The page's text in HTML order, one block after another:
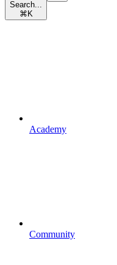
Search...
⌘ K
Academy
Community